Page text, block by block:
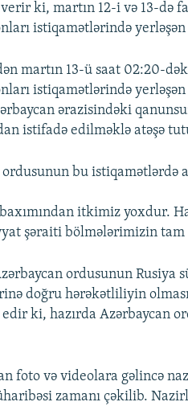
ki, martın 12-i və 13-də
istiqamətlərində
martın 13-ü saat 02:20-
istiqamətlərində
ərazisindəki
istifadə edilməklə atəşə
bu istiqamətlərdə
itkimiz yoxdur.
şəraiti bölmələrimizin
ordusunun Rusiya
doğru hərəkətliliyin
ki, hazırda Azərbaycan
foto və videolara gəlincə
zamanı çəkilib.